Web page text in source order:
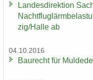
Lan­des­di­rek­ti­on
zig/Halle ab
04.10.2016
Bau­recht für